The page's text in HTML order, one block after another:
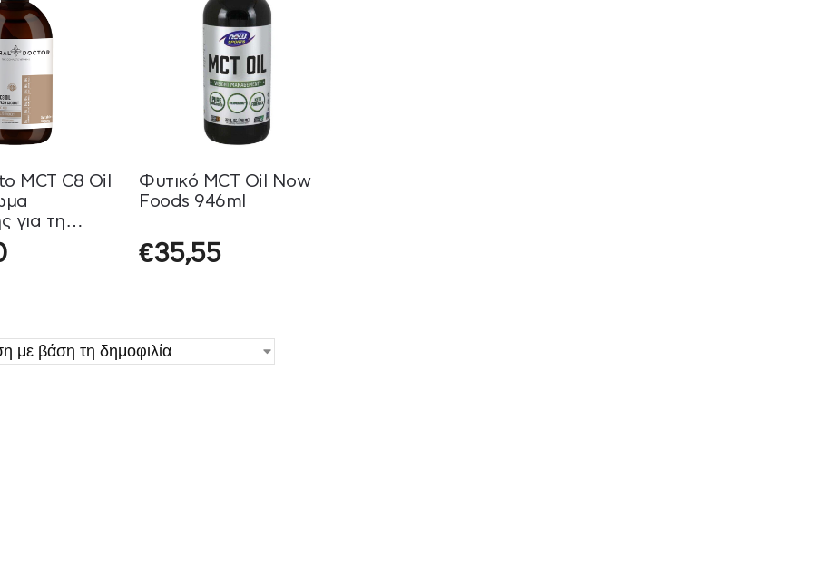
MCT C8 Oil
για τη
της
Φυτικό MCT Oil Now
Foods 946ml
€35,55